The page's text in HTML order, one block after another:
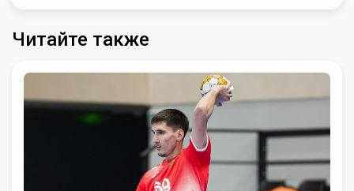
Читайте также